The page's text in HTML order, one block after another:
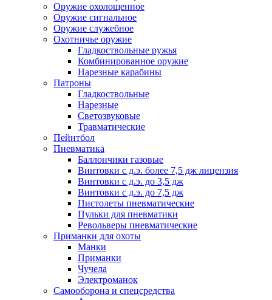
Оружие охолощенное
Оружие сигнальное
Оружие служебное
Охотничье оружие
Гладкоствольные ружья
Комбинированное оружие
Нарезные карабины
Патроны
Гладкоствольные
Нарезные
Светозвуковые
Травматические
Пейнтбол
Пневматика
Баллончики газовые
Винтовки с д.э. более 7,5 дж лицензия
Винтовки с д.э. до 3,5 дж
Винтовки с д.э. до 7,5 дж
Пистолеты пневматические
Пульки для пневматики
Револьверы пневматические
Приманки для охоты
Манки
Приманки
Чучела
Электроманок
Самооборона и спецсредства